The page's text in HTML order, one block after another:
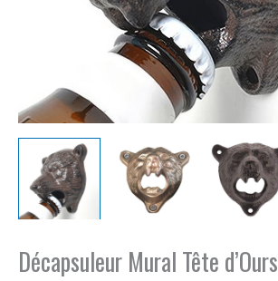
Décapsuleur Mural Tête d’Ours